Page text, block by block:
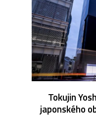
Tokujin
japonského